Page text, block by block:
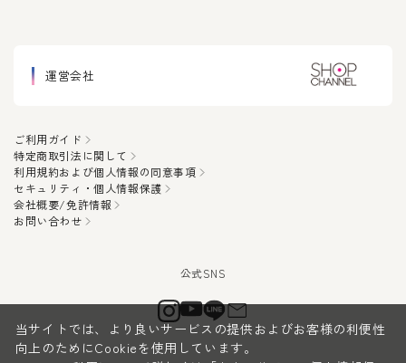
運営会社
ご利用ガイド
特定商取引法に関して
利用規約および個人情報の同意事項
セキュリティ・個人情報保護
会社概要/免許情報
お問い合わせ
当サイトでは、より良いサービスの提供およびお客様の利便性
向上のためにCookieを使用しています。